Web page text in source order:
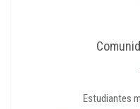
Estudiantes